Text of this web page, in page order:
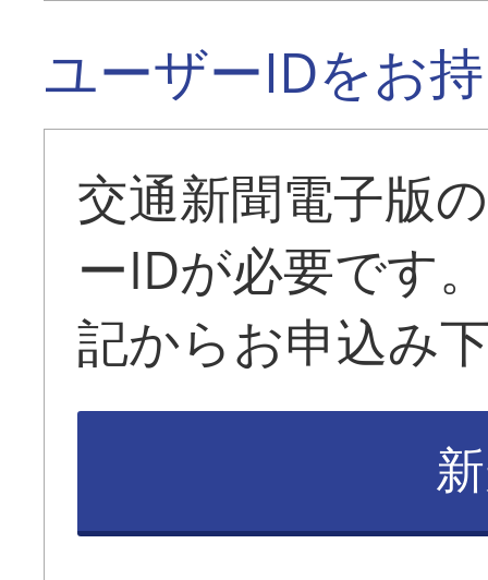
ユーザーIDをお
交通新聞電子版
ーIDが必要です
記からお申込み